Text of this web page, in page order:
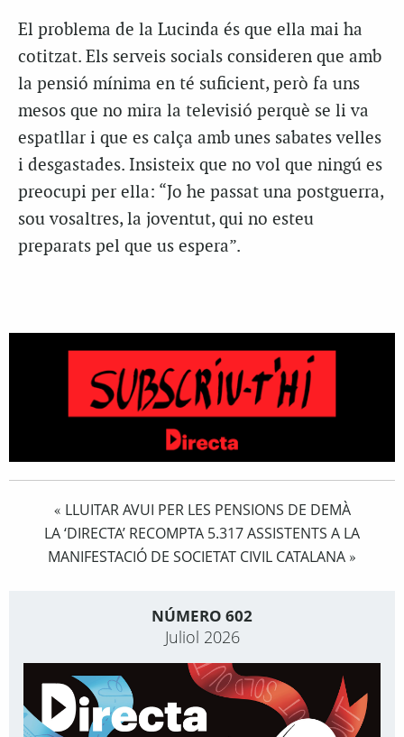
El problema de la Lucinda és que ella mai ha
cotitzat. Els serveis socials consideren que amb
la pensió mínima en té suficient, però fa uns
mesos que no mira la televisió perquè se li va
espatllar i que es calça amb unes sabates velles
i desgastades. Insisteix que no vol que ningú es
preocupi per ella: “Jo he passat una postguerra,
sou vosaltres, la joventut, qui no esteu
preparats pel que us espera”.
« LLUITAR AVUI PER LES PENSIONS DE DEMÀ
LA ‘DIRECTA’ RECOMPTA 5.317 ASSISTENTS A LA
MANIFESTACIÓ DE SOCIETAT CIVIL CATALANA »
NÚMERO 602
Juliol 2026